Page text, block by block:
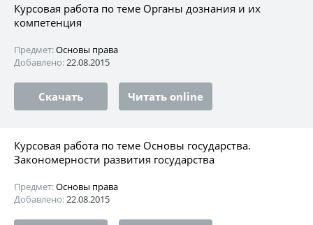
Курсовая работа по теме Органы дознания и их
компетенция
Предмет:Основы права
Добавлено:22.08.2015
Скачать Читать online
Курсовая работа по теме Основы государства.
Закономерности развития государства
Предмет:Основы права
Добавлено:22.08.2015